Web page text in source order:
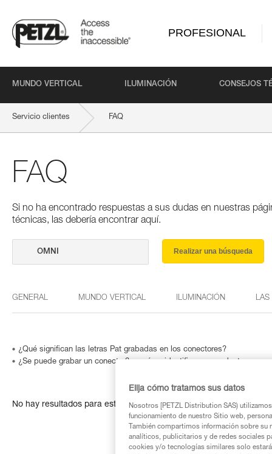
PROFESIONAL
MUNDO VERTICAL ILUMINACIÓN CONSEJOS
Servicio clientes FAQ
FAQ
Si no ha encontrado respuestas a sus dudas en nuestras
técnicas, las debería encontrar aquí.
Realizar una búsqueda
GENERAL MUNDO VERTICAL ILUMINACIÓN LAS
¿Qué significan las letras Pat grabadas en los conectores?
¿Se puede grabar un conector? o ¿cómo identificar un producto cuyo
No hay resultados para esta búsqueda
Elija cómo tratamos sus datos
Nosotros [PETZL Distribution SAS)
funcionamiento de nuestro Sitio web,
También compartimos información sobre
analíticos, publicitarios y de redes sociales
cookies y/o tecnologías similares solo